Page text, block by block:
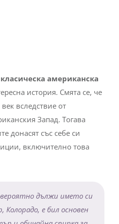
класическа американска
история. Смята се, че
вследствие от
Запад. Тогава
донасят със себе си
включително това
дължи името си
Колорадо, е бил основен